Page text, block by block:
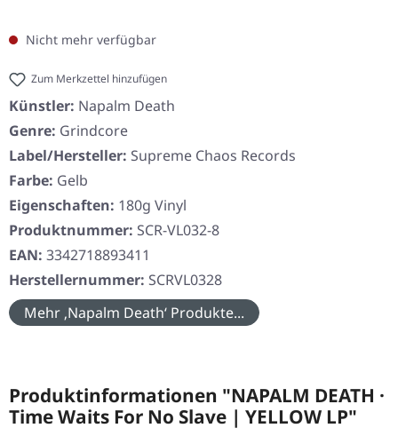
Nicht mehr verfügbar
Zum Merkzettel hinzufügen
Künstler: Napalm Death
Genre: Grindcore
Label/Hersteller: Supreme Chaos Records
Farbe: Gelb
Eigenschaften: 180g Vinyl
Produktnummer: SCR-VL032-8
EAN: 3342718893411
Herstellernummer: SCRVL0328
Mehr ‚Napalm Death‘ Produkte...
Produktinformationen "NAPALM DEATH ·
Time Waits For No Slave | YELLOW LP"